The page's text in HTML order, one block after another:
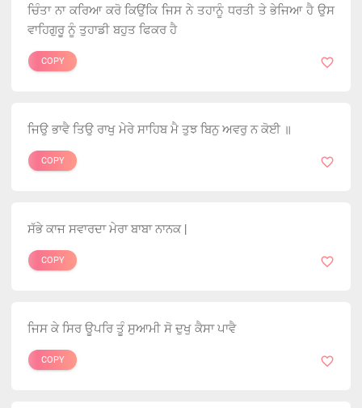
ਚਿੰਤਾ ਨਾ ਕਰਿਆ ਕਰੋ ਕਿਉਂਕਿ ਜਿਸ ਨੇ ਤਹਾਨੂੰ ਧਰਤੀ ਤੇ ਭੇਜਿਆ ਹੈ ਉਸ
ਵਾਹਿਗੁਰੂ ਨੂੰ ਤੁਹਾਡੀ ਬਹੁਤ ਫਿਕਰ ਹੈ
COPY
ਜਿਉ ਭਾਵੈ ਤਿਉ ਰਾਖੁ ਮੇਰੇ ਸਾਹਿਬ ਮੈ ਤੁਝ ਬਿਨੁ ਅਵਰੁ ਨ ਕੋਈ ॥
COPY
ਸੱਭੇ ਕਾਜ ਸਵਾਰਦਾ ਮੇਰਾ ਬਾਬਾ ਨਾਨਕ |
COPY
ਜਿਸ ਕੇ ਸਿਰ ਊਪਰਿ ਤੂੰ ਸੁਆਮੀ ਸੋ ਦੁਖੁ ਕੈਸਾ ਪਾਵੈ
COPY